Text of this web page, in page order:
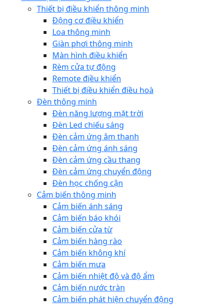
Thiết bị điều khiển thông minh
Động cơ điều khiển
Loa thông minh
Giàn phơi thông minh
Màn hình điều khiển
Rèm cửa tự động
Remote điều khiển
Thiết bị điều khiển điều hoà
Đèn thông minh
Đèn năng lượng mặt trời
Đèn Led chiếu sáng
Đèn cảm ứng âm thanh
Đèn cảm ứng ánh sáng
Đèn cảm ứng cầu thang
Đèn cảm ứng chuyển động
Đèn học chống cận
Cảm biến thông minh
Cảm biến ánh sáng
Cảm biến báo khói
Cảm biến cửa từ
Cảm biến hàng rào
Cảm biến không khí
Cảm biến mưa
Cảm biến nhiệt độ và độ ẩm
Cảm biến nước tràn
Cảm biến phát hiện chuyển động